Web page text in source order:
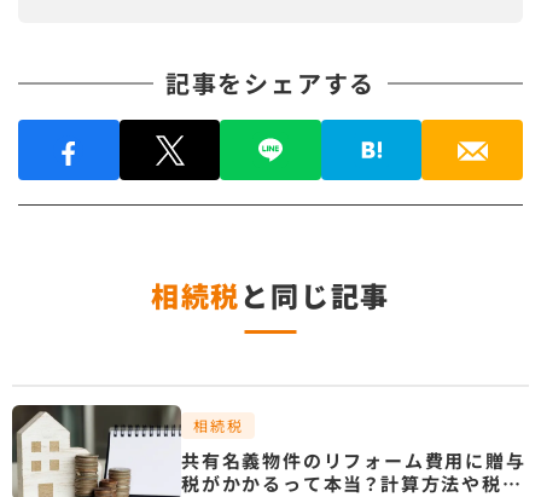
記事をシェアする
相続税と同じ記事
相続税
共有名義物件のリフォーム費用に贈与
税がかかるって本当？計算方法や税金